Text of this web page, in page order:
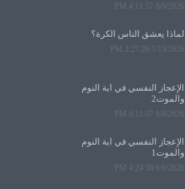
8/9/2026 4:11:57 PM
لماذا يعشق الناس الكرة؟
7/13/2026 2:27:26 PM
الإعجاز النفسي في آية النوم
والموت2
6/8/2026 6:11:07 PM
الإعجاز النفسي في آية النوم
والموت1
6/6/2026 4:24:58 PM